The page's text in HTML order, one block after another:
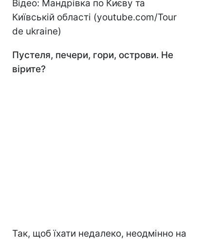
Відео: Мандрівка по Києву та
Київській області (youtube.com/Tour
de ukraine)
Пустеля, печери, гори, острови. Не
вірите?
Так, щоб їхати недалеко, неодмінно на